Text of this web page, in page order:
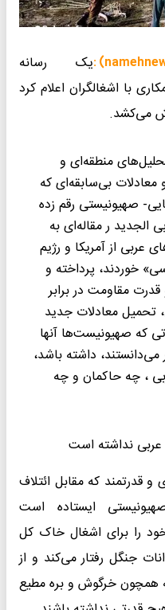
یک رسانه
با اشغالگران اعلام کرد
می‌کشد.
منطقه‌ای و
معادلات بی‌‌سابقه‌ای که
صهیونیستی رقم زده
ر مقاله‌ای به
عربی از آمریکا و رژیم
خوردند، پرداخته و
قدرت مقاومت در برابر
تحمیل معادلات جدید
که صهیونیست‌ها آنها
می‌دانستند، داشته باشد،
، چه حاکمان و چه
عربی نداشته است
قدرتمند که مقابل ائتلاف
ایستاده است
را برای اشغال خاک کل
جنگل رفتار می‌کند و از
همچون خرگوش و بره مطیع